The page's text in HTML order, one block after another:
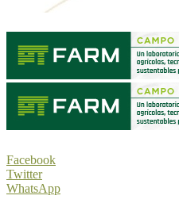
Facebook
Twitter
WhatsApp